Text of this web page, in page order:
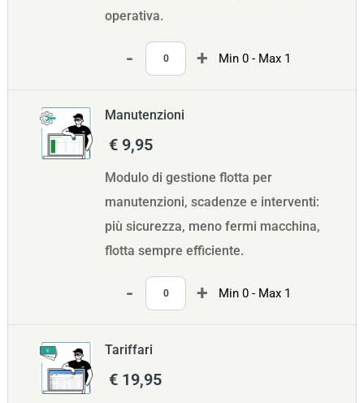
operativa.
Min 0 - Max 1
Manutenzioni
€ 9,95
Modulo di gestione flotta per
manutenzioni, scadenze e interventi:
più sicurezza, meno fermi macchina,
flotta sempre efficiente.
Min 0 - Max 1
Tariffari
€ 19,95